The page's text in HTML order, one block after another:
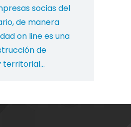
socias del
de manera
on line es una
de
territorial…